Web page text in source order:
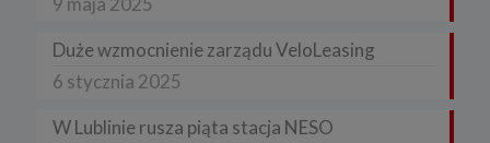
Duże wzmocnienie zarządu VeloLeasing
6 stycznia 2025
W Lublinie rusza piąta stacja NESO